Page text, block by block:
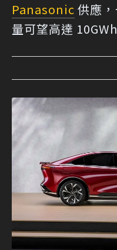
Panasonic 供應
量可望高達 10GWh